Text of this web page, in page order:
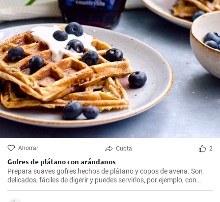
Ahorrar Cuota 2
Gofres de plátano con arándanos
Prepara suaves gofres hechos de plátano y copos de avena. Son
delicados, fáciles de digerir y puedes servirlos, por ejemplo, con
arándanos frescos y sirope de arándanos.